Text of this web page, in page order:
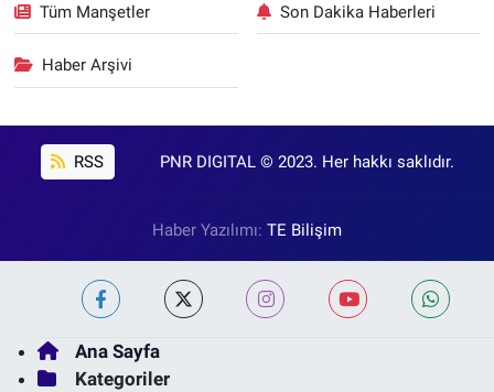
Tüm Manşetler Son Dakika Haberleri
Haber Arşivi
RSS PNR DIGITAL © 2023. Her hakkı saklıdır.
Haber Yazılımı: TE Bilişim
Ana Sayfa
Kategoriler